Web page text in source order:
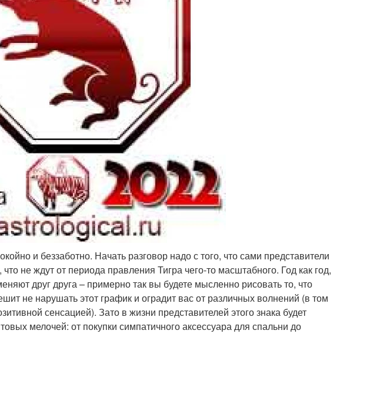
и беззаботно. Начать разговор надо с того, что сами представители
не ждут от периода правления Тигра чего-то масштабного. Год как год,
друг друга – примерно так вы будете мысленно рисовать то, что
не нарушать этот график и оградит вас от различных волнений (в том
сенсацией). Зато в жизни представителей этого знака будет
мелочей: от покупки симпатичного аксессуара для спальни до